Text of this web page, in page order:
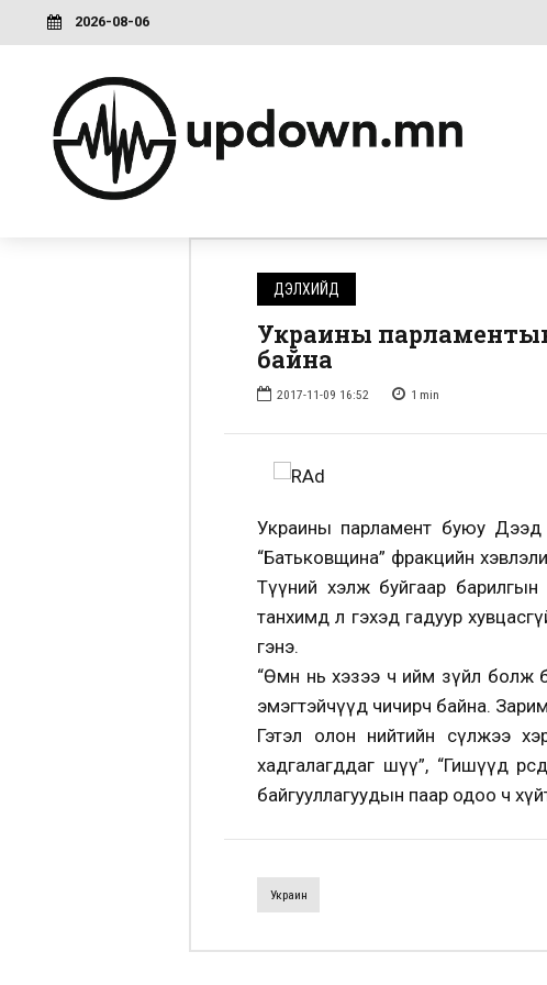
2026-08-06
ДЭЛХИЙД
Украины
байна
2017-11-09 16:52 1 min
Украины парламент буюу Дээд
“Батьковщина” фракцийн
Түүний хэлж буйгаар барилгын
танхимд л гэхэд гадуур
гэнэ.
“Өмнө нь хэзээ ч ийм зүйл болж
эмэгтэйчүүд чичирч байна.
Гэтэл олон нийтийн сүлжээ
хадгалагддаг шүү”, “Гишүүд
байгууллагуудын паар одоо ч
Украин